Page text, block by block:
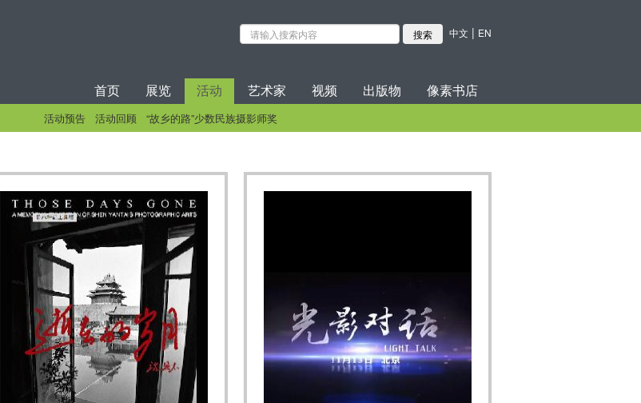
中文 | EN
首页 展览 活动 艺术家 视频 出版物 像素书店
活动预告 活动回顾 “故乡的路”少数民族摄影师奖